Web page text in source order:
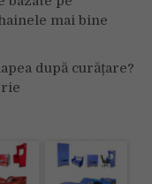
mai bine
după curățare?